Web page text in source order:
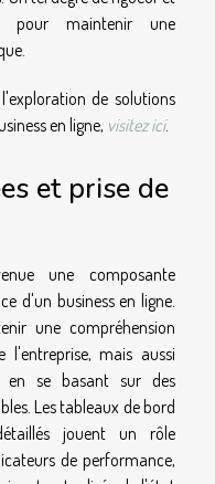
pour maintenir une
de solutions
en ligne, visitez ici.
et prise de
une composante
d'un business en ligne.
une compréhension
l'entreprise, mais aussi
en se basant sur des
Les tableaux de bord
jouent un rôle
de performance,